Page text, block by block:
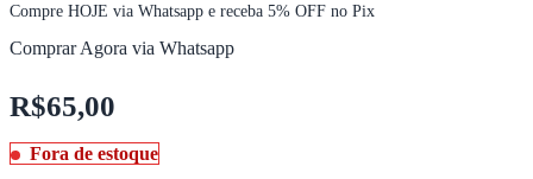
Compre HOJE via Whatsapp e receba 5% OFF no Pix
Comprar Agora via Whatsapp
R$65,00
Fora de estoque